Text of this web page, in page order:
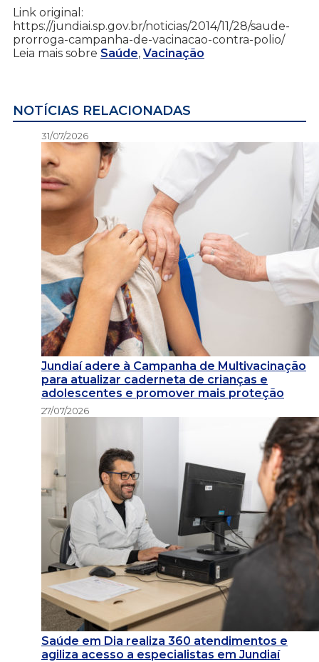
Link original:
https://jundiai.sp.gov.br/noticias/2014/11/28/saude-
prorroga-campanha-de-vacinacao-contra-polio/
Leia mais sobre Saúde, Vacinação
NOTÍCIAS RELACIONADAS
31/07/2026
Jundiaí adere à Campanha de Multivacinação
para atualizar caderneta de crianças e
adolescentes e promover mais proteção
27/07/2026
Saúde em Dia realiza 360 atendimentos e
agiliza acesso a especialistas em Jundiaí